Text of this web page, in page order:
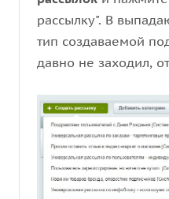
рассылку". В
тип создаваемой
давно не заходил,